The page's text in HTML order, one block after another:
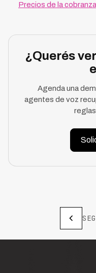
Precios de la
¿Querés
Agenda una
agentes de voz